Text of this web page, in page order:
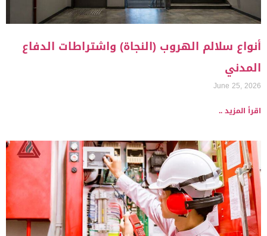
أنواع سلالم الهروب (النجاة) واشتراطات الدفاع
المدني
June 25, 2026
اقرأ المزيد ..